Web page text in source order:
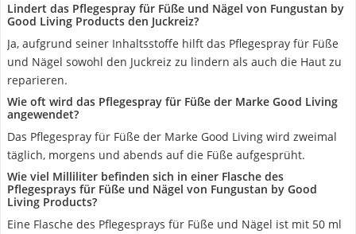
Lindert das Pflegespray für Füße und Nägel von Fungustan by
Good Living Products den Juckreiz?
Ja, aufgrund seiner Inhaltsstoffe hilft das Pflegespray für Füße
und Nägel sowohl den Juckreiz zu lindern als auch die Haut zu
reparieren.
Wie oft wird das Pflegespray für Füße der Marke Good Living
angewendet?
Das Pflegespray für Füße der Marke Good Living wird zweimal
täglich, morgens und abends auf die Füße aufgesprüht.
Wie viel Milliliter befinden sich in einer Flasche des
Pflegesprays für Füße und Nägel von Fungustan by Good
Living Products?
Eine Flasche des Pflegesprays für Füße und Nägel ist mit 50 ml